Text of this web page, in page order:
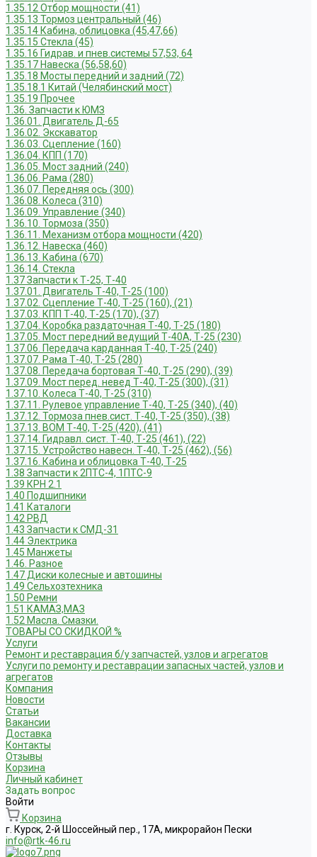
1.35.12 Отбор мощности (41)
1.35.13 Тормоз центральный (46)
1.35.14 Кабина, облицовка (45,47,66)
1.35.15 Стекла (45)
1.35.16 Гидрав. и пнев.системы 57,53, 64
1.35.17 Навеска (56,58,60)
1.35.18 Мосты передний и задний (72)
1.35.18.1 Китай (Челябинский мост)
1.35.19 Прочее
1.36. Запчасти к ЮМЗ
1.36.01. Двигатель Д-65
1.36.02. Экскаватор
1.36.03. Сцепление (160)
1.36.04. КПП (170)
1.36.05. Мост задний (240)
1.36.06. Рама (280)
1.36.07. Передняя ось (300)
1.36.08. Колеса (310)
1.36.09. Управление (340)
1.36.10. Тормоза (350)
1.36.11. Механизм отбора мощности (420)
1.36.12. Навеска (460)
1.36.13. Кабина (670)
1.36.14. Стекла
1.37 Запчасти к Т-25, Т-40
1.37.01. Двигатель Т-40, Т-25 (100)
1.37.02. Сцепление Т-40, Т-25 (160), (21)
1.37.03. КПП Т-40, Т-25 (170), (37)
1.37.04. Коробка раздаточная Т-40, Т-25 (180)
1.37.05. Мост передний ведущий Т-40А, Т-25 (230)
1.37.06. Передача карданная Т-40, Т-25 (240)
1.37.07. Рама Т-40, Т-25 (280)
1.37.08. Передача бортовая Т-40, Т-25 (290), (39)
1.37.09. Мост перед. невед Т-40, Т-25 (300), (31)
1.37.10. Колеса Т-40, Т-25 (310)
1.37.11. Рулевое управление Т-40, Т-25 (340), (40)
1.37.12. Тормоза пнев.сист. Т-40, Т-25 (350), (38)
1.37.13. ВОМ Т-40, Т-25 (420), (41)
1.37.14. Гидравл. сист. Т-40, Т-25 (461), (22)
1.37.15. Устройство навесн. Т-40, Т-25 (462), (56)
1.37.16. Кабина и облицовка Т-40, Т-25
1.38 Запчасти к 2ПТС-4, 1ПТС-9
1.39 КРН 2.1
1.40 Подшипники
1.41 Каталоги
1.42 РВД
1.43 Запчасти к СМД-31
1.44 Электрика
1.45 Манжеты
1.46. Разное
1.47 Диски колесные и автошины
1.49 Сельхозтехника
1.50 Ремни
1.51 КАМАЗ,МАЗ
1.52 Масла. Смазки.
ТОВАРЫ СО СКИДКОЙ %
Услуги
Ремонт и реставрация б/у запчастей, узлов и агрегатов
Услуги по ремонту и реставрации запасных частей, узлов и
агрегатов
Компания
Новости
Статьи
Вакансии
Доставка
Контакты
Отзывы
Корзина
Личный кабинет
Задать вопрос
Войти
Корзина
г. Курск, 2-й Шоссейный пер., 17А, микрорайон Пески
info@rtk-46.ru